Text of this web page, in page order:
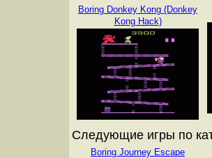
Boring Donkey Kong (Donkey
Kong Hack)
Следующие игры по
Boring Journey Escape